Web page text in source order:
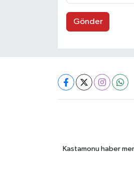
Gönder
Kastamonu haber